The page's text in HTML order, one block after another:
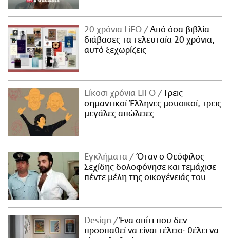
20 χρόνια LiFO
Από όσα βιβλία
διάβασες τα τελευταία 20 χρόνια,
αυτό ξεχωρίζεις
Είκοσι χρόνια LIFO
Tρεις
σημαντικοί Έλληνες μουσικοί, τρεις
μεγάλες απώλειες
Εγκλήματα
Όταν ο Θεόφιλος
Σεχίδης δολοφόνησε και τεμάχισε
πέντε μέλη της οικογένειάς του
Design
Ένα σπίτι που δεν
προσπαθεί να είναι τέλειο· θέλει να